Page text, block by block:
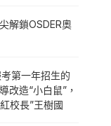
解鎖OSDER奧
第一年招生的
改造“小白鼠”，
校長”王樹國